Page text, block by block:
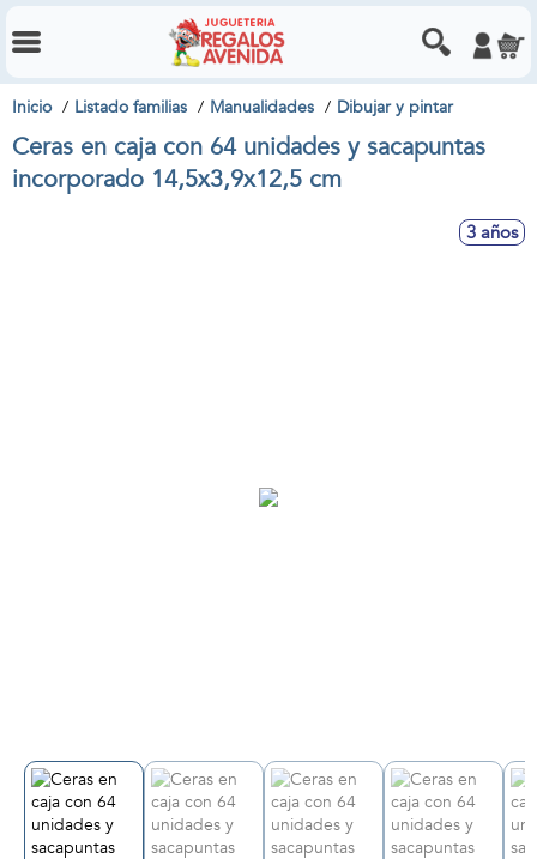
Inicio Listado familias Manualidades Dibujar y pintar
Ceras en caja con 64 unidades y sacapuntas
incorporado 14,5x3,9x12,5 cm
3 años